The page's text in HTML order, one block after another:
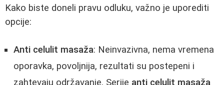
Kako biste doneli pravu odluku, važno je uporediti
opcije:
Anti celulit masaža: Neinvazivna, nema vremena
oporavka, povoljnija, rezultati su postepeni i
zahtevaju održavanje. Serije anti celulit masaža